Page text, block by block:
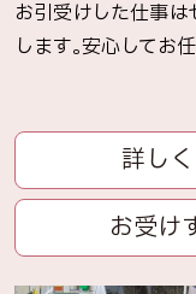
お引受けした仕事
します｡安心してお
詳し
お受け